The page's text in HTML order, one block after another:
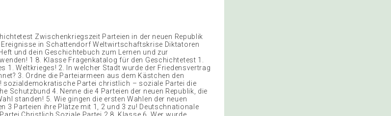
Zwischenkriegszeit Parteien in der neuen Republik
in Schattendorf Weltwirtschaftskrise Diktatoren
und dein Geschichtebuch zum Lernen und zur
1 8. Klasse Fragenkatalog für den Geschichtetest 1.
1. Weltkrieges! 2. In welcher Stadt wurde der Friedensvertrag
3. Ordne die Parteiarmeen aus dem Kästchen den
sozialdemokratische Partei christlich – soziale Partei die
Schutzbund 4. Nenne die 4 Parteien der neuen Republik, die
standen! 5. Wie gingen die ersten Wahlen der neuen
3 Parteien ihre Plätze mit 1, 2 und 3 zu! Deutschnationale